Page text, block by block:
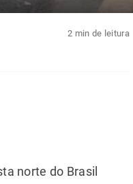
2 min de leitura
norte do Brasil